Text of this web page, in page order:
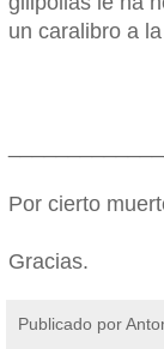
un caralibro a
Por cierto
Gracias.
Publicado por